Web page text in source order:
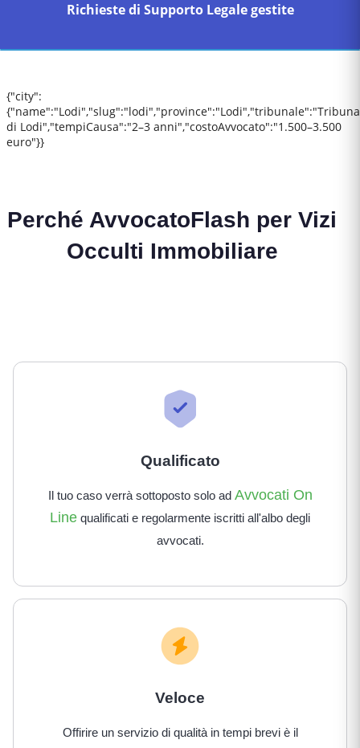
Richieste di Supporto Legale gestite
{"city":
di Lodi","tempiCausa":"2–3 anni","costoAvvocato":"1.500–3.500
euro"}}
Perché AvvocatoFlash per Vizi
Occulti Immobiliare
Qualificato
Il tuo caso verrà sottoposto solo ad Avvocati On
Line qualificati e regolarmente iscritti all'albo degli
avvocati.
Veloce
Offirire un servizio di qualità in tempi brevi è il